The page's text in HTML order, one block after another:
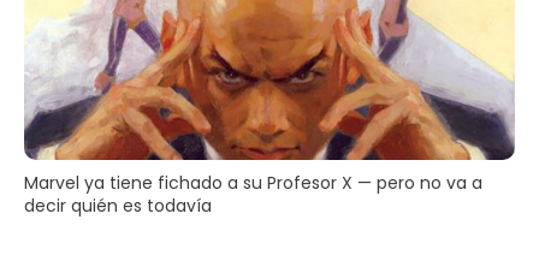
Marvel ya tiene fichado a su Profesor X — pero no va a
decir quién es todavía